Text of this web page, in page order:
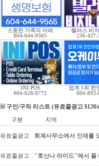
소중한 가족의 미래
604-644-9565
텔러스 비
236-427-
INI POS
604-628-8772
업계 1위 한
604-893-
구인/구직 리스트 (유료줄광고
구분
지역
유료줄광고 회계사무소에서 인재를
유료줄광고 "호산나 라이드"에서 풀